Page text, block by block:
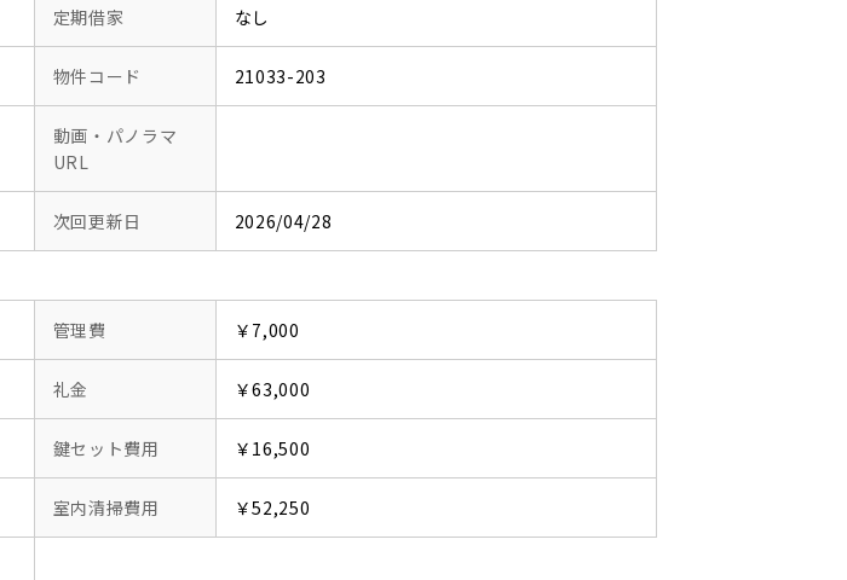
定期借家 なし
物件コード 21033-203
動画・パノラマ
URL
次回更新日 2026/04/28
管理費 ￥7,000
礼金 ￥63,000
鍵セット費用 ￥16,500
室内清掃費用 ￥52,250